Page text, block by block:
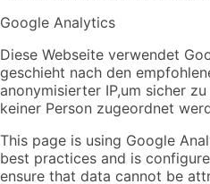
Google Analytics
Diese Webseite verwendet
geschieht nach den
anonymisierter IP,um sicher
keiner Person zugeordnet
This page is using Google
best practices and is
ensure that data cannot be